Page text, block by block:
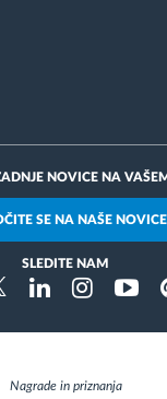
NOVICE NA
SE NA NAŠE NOVICE
SLEDITE NAM
LinkedinInstragram
Nagrade in priznanja